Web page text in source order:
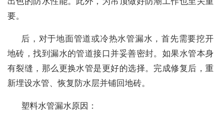
要。
后，对于地面管道或冷热水管漏水，首先需要挖开
地砖，找到漏水的管道接口并妥善密封。如果水管本身
有裂缝，那么更换水管是更好的选择。完成修复后，重
新埋设水管、恢复防水层并铺回地砖。
塑料水管漏水原因：